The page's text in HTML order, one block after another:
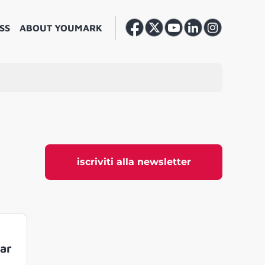
ABOUT YOUMARK
iscriviti alla newsletter